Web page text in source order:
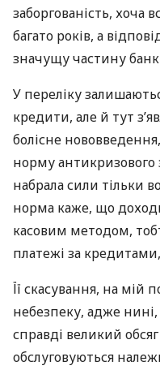
заборгованість, хоча
багато років, а
значущу частину
У переліку
кредити, але й тут
болісне
норму
набрала сили тільки
норма каже, що
касовим методом,
платежі за
Її скасування, на мій
небезпеку, адже
справді великий
обслуговуються